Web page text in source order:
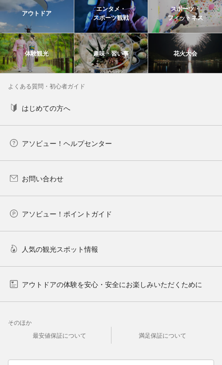
アウトドア
エンタメ・
スポーツ観戦
スポーツ・
フィットネス
体験観光 趣味・習い事 花火大会
よくある質問・初心者ガイド
はじめての方へ
アソビュー！ヘルプセンター
お問い合わせ
アソビュー！ポイントガイド
人気の観光スポット情報
アウトドアの体験を安心・安全にお楽しみいただくために
そのほか
最安値保証について
満足保証について